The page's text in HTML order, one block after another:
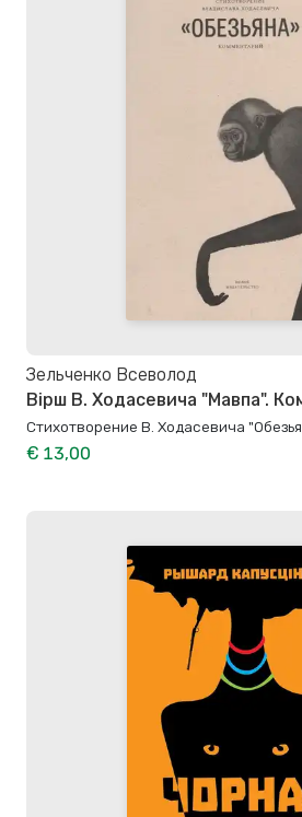
Зельченко Всеволод
Вірш В. Ходасевича "Мавпа".
Стихотворение В. Ходасевича
€ 13,00